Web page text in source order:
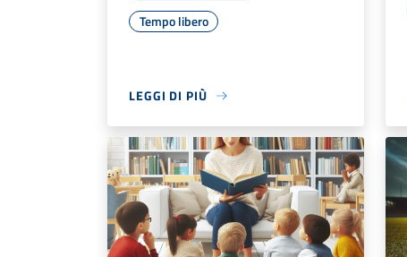
Tempo libero
LEGGI DI PIÙ